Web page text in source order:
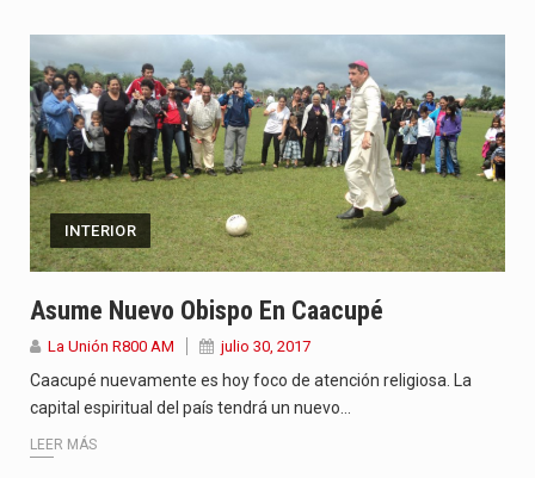
INTERIOR
Asume Nuevo Obispo En Caacupé
La Unión R800 AM julio 30, 2017
Caacupé nuevamente es hoy foco de atención religiosa. La
capital espiritual del país tendrá un nuevo…
LEER MÁS